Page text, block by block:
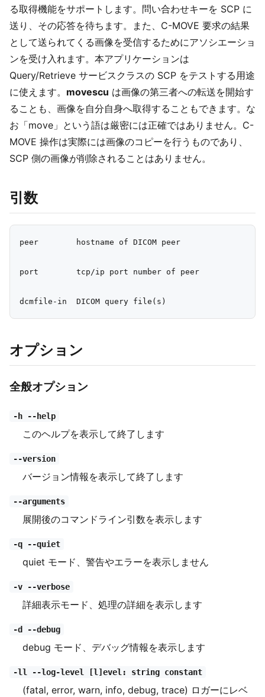
る取得機能をサポートします。問い合わせキーを SCP に
送り、その応答を待ちます。また、C-MOVE 要求の結果
として送られてくる画像を受信するためにアソシエーショ
ンを受け入れます。本アプリケーションは
Query/Retrieve サービスクラスの SCP をテストする用途
に使えます。 movescu は画像の第三者への転送を開始す
ることも、画像を自分自身へ取得することもできます。な
お「move」という語は厳密には正確ではありません。C-
MOVE 操作は実際には画像のコピーを行うものであり、
SCP 側の画像が削除されることはありません。
引数
peer        hostname of DICOM peer
port        tcp/ip port number of peer
オプション
全般オプション
-h --help
このヘルプを表示して終了します
--version
バージョン情報を表示して終了します
--arguments
展開後のコマンドライン引数を表示します
-q --quiet
quiet モード、警告やエラーを表示しません
-v --verbose
詳細表示モード、処理の詳細を表示します
-d --debug
debug モード、デバッグ情報を表示します
-ll --log-level [l]evel: string constant
(fatal, error, warn, info, debug, trace) ロガーにレベ